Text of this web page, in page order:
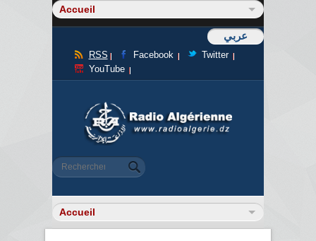
عربي
RSS Facebook
Twitter
YouTube
Formulaire de recherche
Rechercher